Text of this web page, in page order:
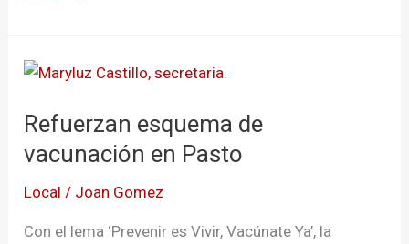
Refuerzan esquema de
vacunación en Pasto
Local / Joan Gomez
Con el lema ‘Prevenir es Vivir, Vacúnate Ya’, la
Refuerzan
de
vacunación
Pasto